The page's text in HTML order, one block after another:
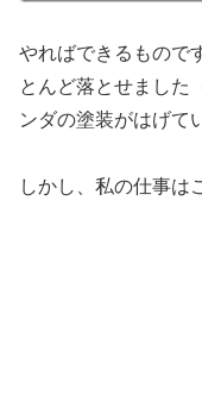
やればできるもので
とんど落とせました
ンダの塗装がはげて
しかし、私の仕事は